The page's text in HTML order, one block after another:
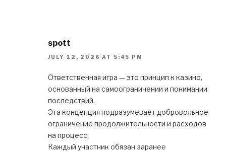
spott
JULY 12, 2026 AT 5:45 PM
Ответственная игра — это принцип к казино,
основанный на самоограничении и понимании
последствий.
Эта концепция подразумевает добровольное
ограничение продолжительности и расходов
на процесс.
Каждый участник обязан заранее